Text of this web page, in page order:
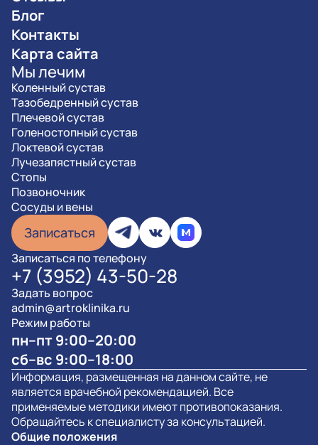
Блог
Контакты
Карта сайта
Мы лечим
Коленный сустав
Тазобедренный сустав
Плечевой сустав
Голеностопный сустав
Локтевой сустав
Лучезапястный сустав
Стопы
Позвоночник
Сосуды и вены
Записаться
Записаться по телефону
+7 (3952) 43-50-28
Задать вопрос
admin@artroklinika.ru
Режим работы
пн–пт 9:00–20:00
сб–вс 9:00–18:00
Информация, размещенная на данном сайте, не
является врачебной рекомендацией. Все
применяемые методики имеют противопоказания.
Обращайтесь к специалисту за консультацией.
Общие положения